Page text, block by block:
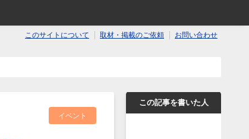
お問い合わせ
取材・掲載のご依頼
このサイトについて
イベント
この記事を書いた人